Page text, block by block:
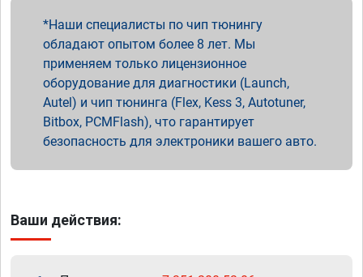
Наши специалисты по чип тюнингу
обладают опытом более 8 лет. Мы
применяем только лицензионное
оборудование для диагностики (Launch,
Autel) и чип тюнинга (Flex, Kess 3, Autotuner,
Bitbox, PCMFlash), что гарантирует
безопасность для электроники вашего авто.
Ваши действия: